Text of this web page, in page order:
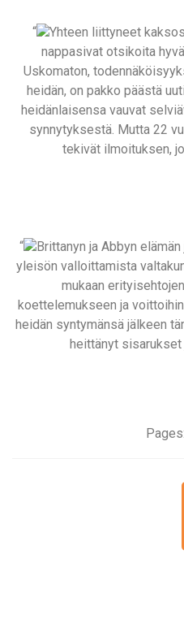
“
Yhteen liittyneet
nappasivat otsikoita
Uskomaton,
heidän, on pakko päästä
heidänlaisensa vauvat
synnytyksestä. Mutta 22
tekivät ilmoituksen,
“
Brittanyn ja Abbyn
yleisön valloittamista
mukaan
koettelemukseen ja
heidän syntymänsä jälkeen
heittänyt sisarukset
Pages: